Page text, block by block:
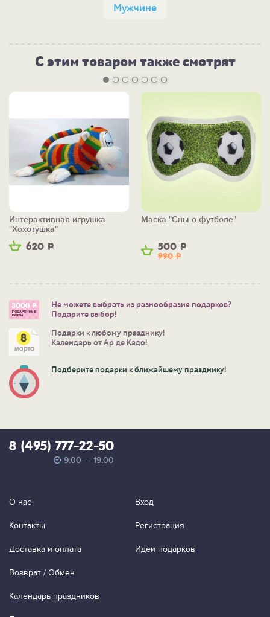
Мужчине
С этим товаром также смотрят
620 Р
Интерактивная игрушка
"Хохотушка"
500 Р
990Р
Маска "Сны о футболе"
Не можете выбрать из разнообразия подарков?
Подарите выбор!
Подарки к любому празднику!
Календарь от Ар де Кадо!
Подберите подарки к ближайшему празднику!
8 (495) 777-22-50
9:00 — 19:00
О нас
Контакты
Доставка и оплата
Возврат / Обмен
Календарь праздников
Вход
Регистрация
Идеи подарков